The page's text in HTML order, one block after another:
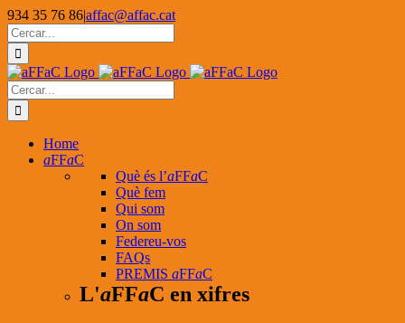
Skip
to
content
934 35 76 86|affac@affac.cat
Facebook
X
YouTube
Cerca
…
Cerca
…
Home
aFFaC
Què és l’aFFaC
Què fem
Qui som
On som
Federeu-vos
FAQs
PREMIS aFFaC
L'aFFaC en xifres